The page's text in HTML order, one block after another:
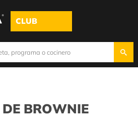
CLUB
BROWNIE